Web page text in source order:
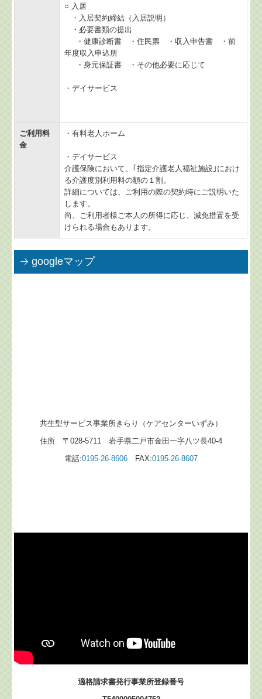
適格請求書発行事業所登録番号
○ 入居
・入居契約締結（入居説明）
・必要書類の提出
・健康診断書 ・住民票 ・収入申告書 ・前
年度収入申込所
・身元保証書 ・その他必要に応じて
・デイサービス
ご利用料
金
・有料老人ホーム
・デイサービス
介護保険において、｢指定介護老人福祉施設｣におけ
る介護度別利用料の額の１割。
詳細については、ご利用の際の契約時にご説明いた
します。
尚、ご利用者様ご本人の所得に応じ、減免措置を受
けられる場合もあります。
googleマップ
共生型サービス事業所きらり（ケアセンターいずみ）
住所 〒028-5711 岩手県二戸市金田一字八ツ長40-4
電話:0195-26-8606 FAX:0195-26-8607